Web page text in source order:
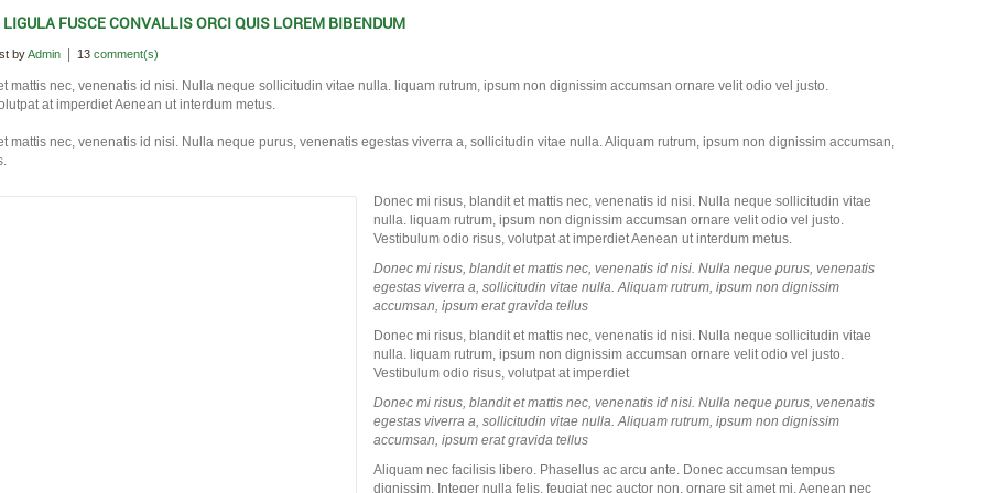
FUSCE CONVALLIS ORCI QUIS LOREM BIBENDUM
byAdmin 13 comment(s)
mattis nec, venenatis id nisi. Nulla neque sollicitudin vitae nulla. liquam rutrum, ipsum non dignissim accumsan ornare velit odio vel justo.
at imperdiet Aenean ut interdum metus.
mattis nec, venenatis id nisi. Nulla neque purus, venenatis egestas viverra a, sollicitudin vitae nulla. Aliquam rutrum, ipsum non dignissim accumsan,
Donec mi risus, blandit et mattis nec, venenatis id nisi. Nulla neque sollicitudin vitae
nulla. liquam rutrum, ipsum non dignissim accumsan ornare velit odio vel justo.
Vestibulum odio risus, volutpat at imperdiet Aenean ut interdum metus.
Donec mi risus, blandit et mattis nec, venenatis id nisi. Nulla neque purus, venenatis
egestas viverra a, sollicitudin vitae nulla. Aliquam rutrum, ipsum non dignissim
accumsan, ipsum erat gravida tellus
Donec mi risus, blandit et mattis nec, venenatis id nisi. Nulla neque sollicitudin vitae
nulla. liquam rutrum, ipsum non dignissim accumsan ornare velit odio vel justo.
Vestibulum odio risus, volutpat at imperdiet
Donec mi risus, blandit et mattis nec, venenatis id nisi. Nulla neque purus, venenatis
egestas viverra a, sollicitudin vitae nulla. Aliquam rutrum, ipsum non dignissim
accumsan, ipsum erat gravida tellus
Aliquam nec facilisis libero. Phasellus ac arcu ante. Donec accumsan tempus
dignissim. Integer nulla felis, feugiat nec auctor non, ornare sit amet mi. Aenean nec